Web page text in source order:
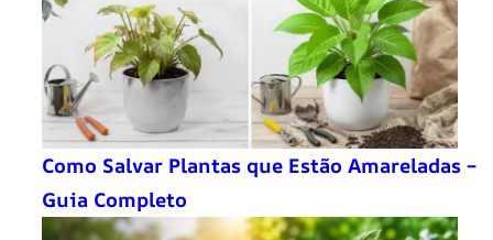
Como Salvar Plantas que Estão Amareladas –
Guia Completo